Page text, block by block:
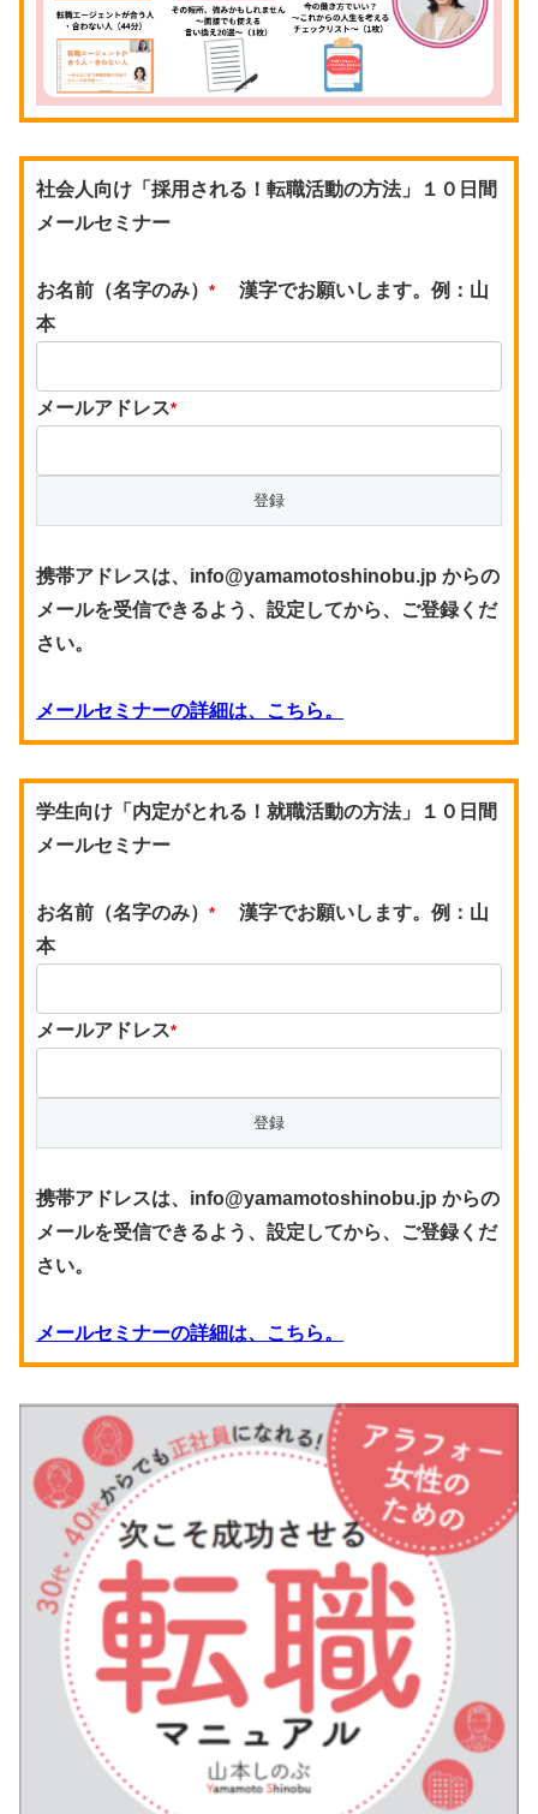
社会人向け「採用される！転職活動の方法」１０日間
メールセミナー
お名前（名字のみ） *
漢字でお願いします。例：山
本
メールアドレス*
携帯アドレスは、info@yamamotoshinobu.jp からの
メールを受信できるよう、設定してから、ご登録くだ
さい。
メールセミナーの詳細は、こちら。
学生向け「内定がとれる！就職活動の方法」１０日間
メールセミナー
お名前（名字のみ） *
漢字でお願いします。例：山
本
メールアドレス*
携帯アドレスは、info@yamamotoshinobu.jp からの
メールを受信できるよう、設定してから、ご登録くだ
さい。
メールセミナーの詳細は、こちら。